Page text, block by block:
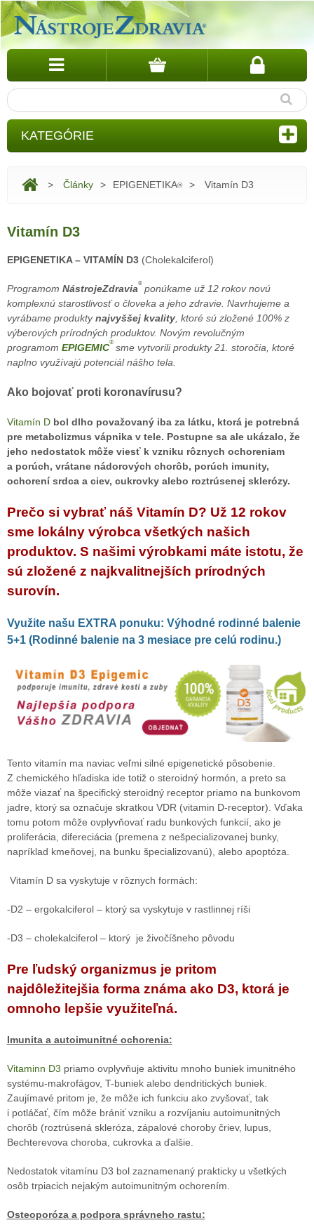
KATEGÓRIE
> Články > EPIGENETIKA® > Vitamín D3
Vitamín D3
EPIGENETIKA – VITAMÍN D3 (Cholekalciferol)
Programom NástrojeZdravia® ponúkame už 12 rokov novú
komplexnú starostlivosť o človeka a jeho zdravie. Navrhujeme a
vyrábame produktynajvyššej kvality, ktoré sú zložené 100% z
výberových prírodných produktov. Novým revolučným
programom EPIGEMIC® sme vytvorili produkty 21. storočia, ktoré
naplno využívajú potenciál nášho tela.
Ako bojovať proti koronavírusu?
Vitamín Dbol dlho považovaný iba za látku, ktorá je potrebná
pre metabolizmus vápnika v tele. Postupne sa ale ukázalo, že
jeho nedostatok môže viesť k vzniku rôznych ochoreniam
a porúch, vrátane nádorových chorôb, porúch imunity,
ochorení srdca a ciev, cukrovky alebo roztrúsenej sklerózy.
Prečo si vybrať náš Vitamín D? Už 12 rokov
sme lokálny výrobca všetkých našich
produktov. S našimi výrobkami máte istotu, že
sú zložené z najkvalitnejších prírodných
surovín.
Využite našu EXTRA ponuku: Výhodné rodinné balenie
5+1 (Rodinné balenie na 3 mesiace pre celú rodinu.)
Tento vitamín ma naviac veľmi silné epigenetické pôsobenie.
Z chemického hľadiska ide totiž o steroidný hormón, a preto sa
môže viazať na špecifický steroidný receptor priamo na bunkovom
jadre, ktorý sa označuje skratkou VDR (vitamin D-receptor). Vďaka
tomu potom môže ovplyvňovať radu bunkových funkcií, ako je
proliferácia, difereciácia (premena z nešpecializovanej bunky,
napríklad kmeňovej, na bunku špecializovanú), alebo apoptóza.
Vitamín D sa vyskytuje v rôznych formách:
-D2 – ergokalciferol – ktorý sa vyskytuje v rastlinnej ríši
-D3 – cholekalciferol – ktorý je živočíšneho pôvodu
Pre ľudský organizmus je pritom
najdôležitejšia forma známa ako D3, ktorá je
omnoho lepšie využiteľná.
Imunita a autoimunitné ochorenia:
Vitaminn D3 priamo ovplyvňuje aktivitu mnoho buniek imunitného
systému-makrofágov, T-buniek alebo dendritických buniek.
Zaujímavé pritom je, že môže ich funkciu ako zvyšovať, tak
i potláčať, čím môže brániť vzniku a rozvíjaniu autoimunitných
chorôb (roztrúsená skleróza, zápalové choroby čriev, lupus,
Bechterevova choroba, cukrovka a ďalšie.
Nedostatok vitamínu D3 bol zaznamenaný prakticky u všetkých
osôb trpiacich nejakým autoimunitným ochorením.
Osteoporóza a podpora správneho rastu: